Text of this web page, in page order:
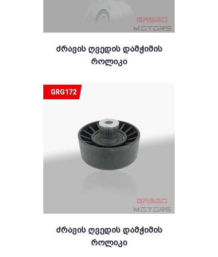
Ძრავის Ღვედის Დამჭიმის
Როლიკი
Ძრავის Ღვედის Დამჭიმის
Როლიკი
GRG172